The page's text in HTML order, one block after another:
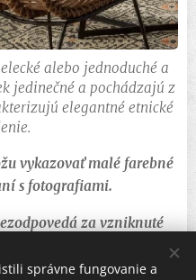
alebo jednoduché a
jedinečné a pochádzajú z
elegantné etnické
vykazovať malé farebné
s fotografiami.
za vzniknuté
správne fungovanie a